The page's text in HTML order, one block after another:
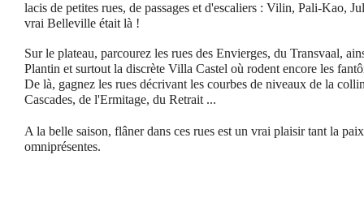
lacis de petites rues, de passages et d'escaliers : Vilin, Pali-Kao,
vrai Belleville était là !
Sur le plateau, parcourez les rues des Envierges, du Transvaal,
Plantin et surtout la discrète Villa Castel où rodent encore les
De là, gagnez les rues décrivant les courbes de niveaux de la
Cascades, de l'Ermitage, du Retrait ...
A la belle saison, flâner dans ces rues est un vrai plaisir tant la
omniprésentes.